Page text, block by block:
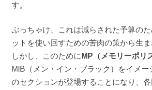
す。
ぶっちゃけ、これは減らされた予算の
ットを使い回すための苦肉の策から生ま
しかし、このために MP（メモリーポリ
MIB（メン・イン・ブラック）をイメー
のセクションが登場することになり、